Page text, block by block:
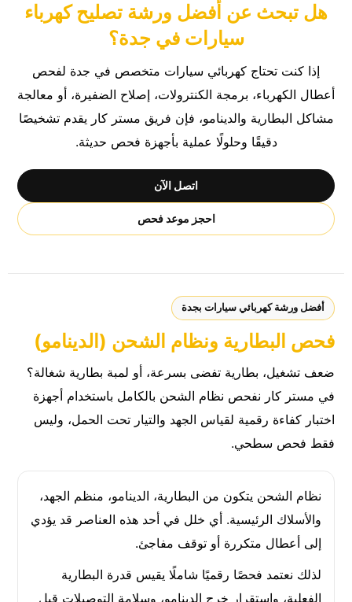
هل تبحث عن أفضل ورشة تصليح كهرباء
سيارات في جدة؟
إذا كنت تحتاج كهربائي سيارات متخصص في جدة لفحص
أعطال الكهرباء، برمجة الكنترولات، إصلاح الضفيرة، أو معالجة
مشاكل البطارية والدينامو، فإن فريق مستر كار يقدم تشخيصًا
دقيقًا وحلولًا عملية بأجهزة فحص حديثة.
اتصل الآن
احجز موعد فحص
أفضل ورشة كهربائي سيارات بجدة
فحص البطارية ونظام الشحن (الدينامو)
ضعف تشغيل، بطارية تفضى بسرعة، أو لمبة بطارية شغالة؟
في مستر كار نفحص نظام الشحن بالكامل باستخدام أجهزة
اختبار كفاءة رقمية لقياس الجهد والتيار تحت الحمل، وليس
فقط فحص سطحي.
نظام الشحن يتكون من البطارية، الدينامو، منظم الجهد،
والأسلاك الرئيسية. أي خلل في أحد هذه العناصر قد يؤدي
إلى أعطال متكررة أو توقف مفاجئ.
لذلك نعتمد فحصًا رقميًا شاملًا يقيس قدرة البطارية
الفعلية، واستقرار خرج الدينامو، وسلامة التوصيلات قبل